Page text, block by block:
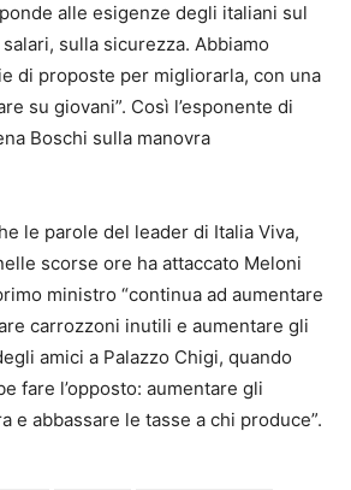
alle esigenze degli italiani sul
sulla sicurezza. Abbiamo
di proposte per migliorarla, con una
su giovani”. Così l’esponente di
Boschi sulla manovra
le parole del leader di Italia Viva,
scorse ore ha attaccato Meloni
ministro “continua ad aumentare
carrozzoni inutili e aumentare gli
amici a Palazzo Chigi, quando
fare l’opposto: aumentare gli
e abbassare le tasse a chi produce”.